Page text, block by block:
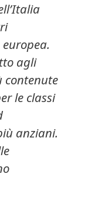
agli
contenute
le classi
anziani.